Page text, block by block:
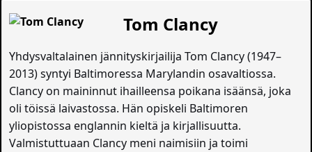
Tom Clancy
Yhdysvaltalainen jännityskirjailija Tom Clancy (1947–
2013) syntyi Baltimoressa Marylandin osavaltiossa.
Clancy on maininnut ihailleensa poikana isäänsä, joka
oli töissä laivastossa. Hän opiskeli Baltimoren
yliopistossa englannin kieltä ja kirjallisuutta.
Valmistuttuaan Clancy meni naimisiin ja toimi